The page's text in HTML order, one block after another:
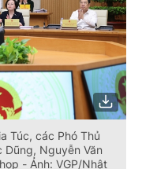
Túc, các Phó Thủ
Dũng, Nguyễn Văn
- Ảnh: VGP/Nhật